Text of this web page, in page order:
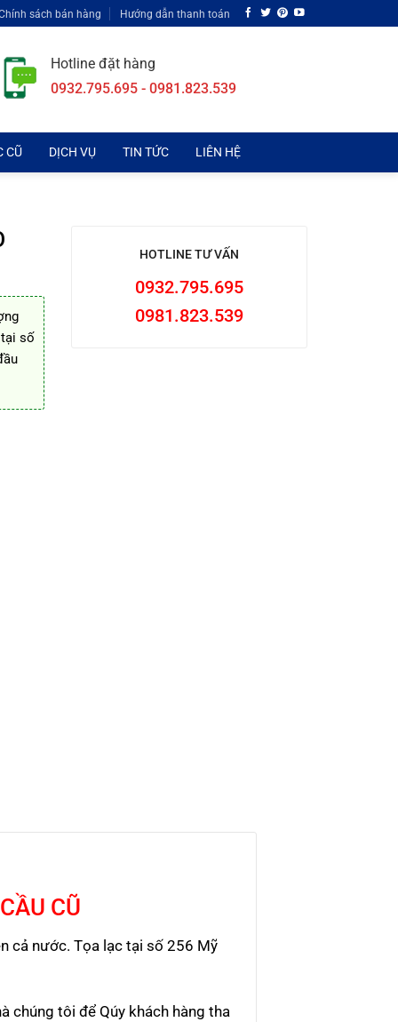
sách bán hàng Hướng dẫn thanh toán
Hotline đặt hàng
0932.795.695 - 0981.823.539
CŨ DỊCH VỤ TIN TỨC LIÊN HỆ
số
HOTLINE TƯ VẤN
0932.795.695
0981.823.539
CŨ
cả nước. Tọa lạc tại số 256 Mỹ
chúng tôi để Qúy khách hàng tha